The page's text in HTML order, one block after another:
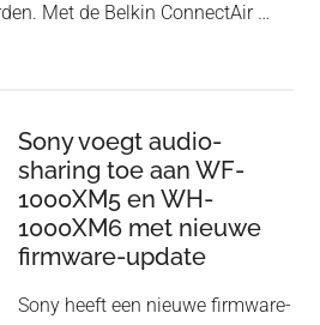
Met de Belkin ConnectAir …
Sony voegt audio-
sharing toe aan WF-
1000XM5 en WH-
1000XM6 met nieuwe
firmware-update
Sony heeft een nieuwe firmware-